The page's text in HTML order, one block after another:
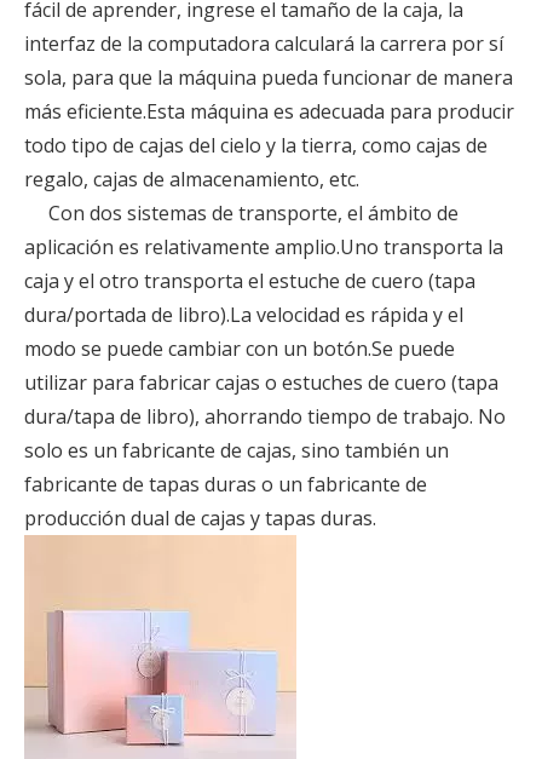
fácil de aprender, ingrese el tamaño de la caja, la
interfaz de la computadora calculará la carrera por sí
sola, para que la máquina pueda funcionar de manera
más eficiente.Esta máquina es adecuada para producir
todo tipo de cajas del cielo y la tierra, como cajas de
regalo, cajas de almacenamiento, etc.
Con dos sistemas de transporte, el ámbito de
aplicación es relativamente amplio.Uno transporta la
caja y el otro transporta el estuche de cuero (tapa
dura/portada de libro).La velocidad es rápida y el
modo se puede cambiar con un botón.Se puede
utilizar para fabricar cajas o estuches de cuero (tapa
dura/tapa de libro), ahorrando tiempo de trabajo. No
solo es un fabricante de cajas, sino también un
fabricante de tapas duras o un fabricante de
producción dual de cajas y tapas duras.